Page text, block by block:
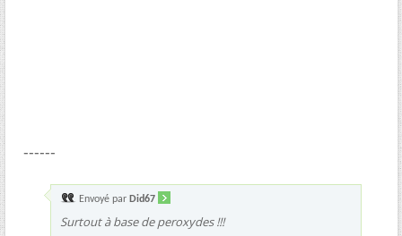
------
Envoyé par Did67
Surtout à base de peroxydes !!!